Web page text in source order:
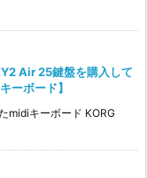
Air 25鍵盤を購入して
ーボード】
midiキーボード KORG